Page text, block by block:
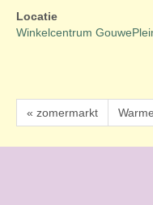
Locatie
Winkelcentrum
« zomermarkt